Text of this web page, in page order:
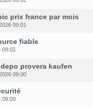
prix france par mois
09:01
fiable
09:01
provera kaufen
09:00
09:00